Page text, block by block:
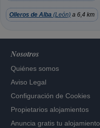
Olleros de Alba (León) a 6,4 km
Nosotros
Quiénes somos
Aviso Legal
Configuración de Cookies
Propietarios alojamientos
Anuncia gratis tu alojamiento